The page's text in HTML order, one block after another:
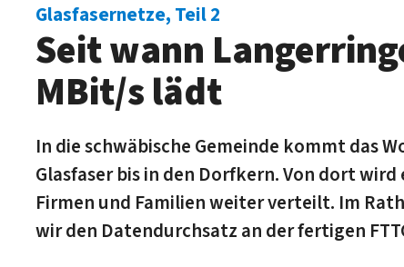
Glasfasernetze, Teil 2
Seit wann
MBit/s lädt
In die schwäbische Gemeinde kommt das
Glasfaser bis in den Dorfkern. Von dort
Firmen und Familien weiter verteilt. Im
wir den Datendurchsatz an der fertigen